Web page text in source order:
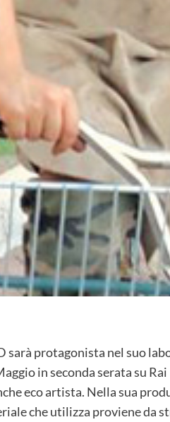
sarà protagonista nel suo
in seconda serata su
eco artista. Nella sua
che utilizza proviene da